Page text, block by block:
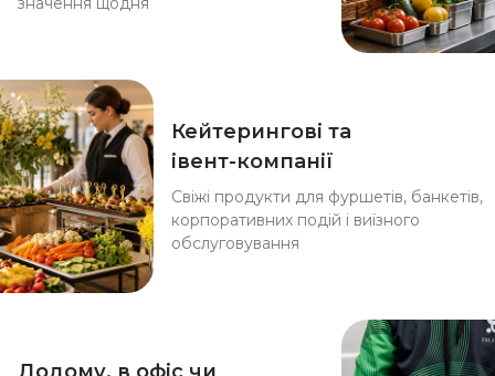
Кейтерингові та
івент-компанії
Свіжі продукти для фуршетів, банкетів,
корпоративних подій і виїзного
обслуговування
Додому, в офіс чи